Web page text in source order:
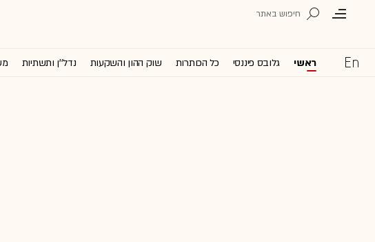
ראשי גלובס פיננסי כל הכותרות שוק ההון והשקעות נדל''ן ותשתיות